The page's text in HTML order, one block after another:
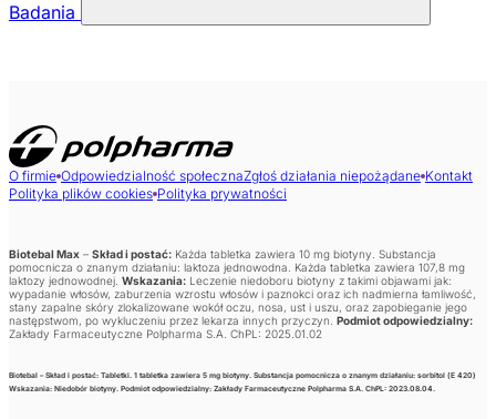
Badania
O firmie Odpowiedzialność społecznaZgłoś działania niepożądane Kontakt
Polityka plików cookies Polityka prywatności
Biotebal Max – Skład i postać: Każda tabletka zawiera 10 mg biotyny. Substancja
pomocnicza o znanym działaniu: laktoza jednowodna. Każda tabletka zawiera 107,8 mg
laktozy jednowodnej. Wskazania: Leczenie niedoboru biotyny z takimi objawami jak:
wypadanie włosów, zaburzenia wzrostu włosów i paznokci oraz ich nadmierna łamliwość,
stany zapalne skóry zlokalizowane wokół oczu, nosa, ust i uszu, oraz zapobieganie jego
następstwom, po wykluczeniu przez lekarza innych przyczyn. Podmiot odpowiedzialny:
Zakłady Farmaceutyczne Polpharma S.A. ChPL: 2025.01.02
Biotebal –Skład i postać: Tabletki. 1 tabletka zawiera 5 mg biotyny. Substancja pomocnicza o znanym działaniu: sorbitol (E 420)
Wskazania: Niedobór biotyny. Podmiot odpowiedzialny: Zakłady Farmaceutyczne Polpharma S.A. ChPL: 2023.08.04.